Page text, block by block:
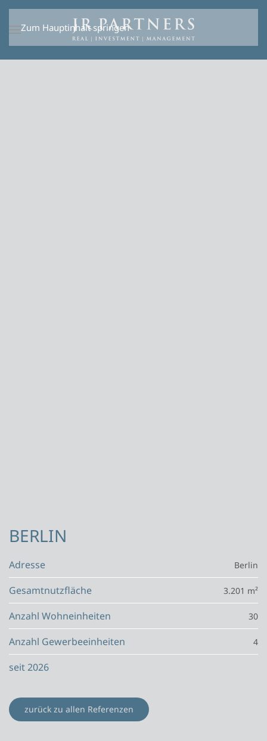
Zum Hauptinhalt springen
BERLIN
Adresse Berlin
Gesamtnutzfläche 3.201 m²
Anzahl Wohneinheiten 30
Anzahl Gewerbeeinheiten 4
seit 2026
zurück zu allen Referenzen